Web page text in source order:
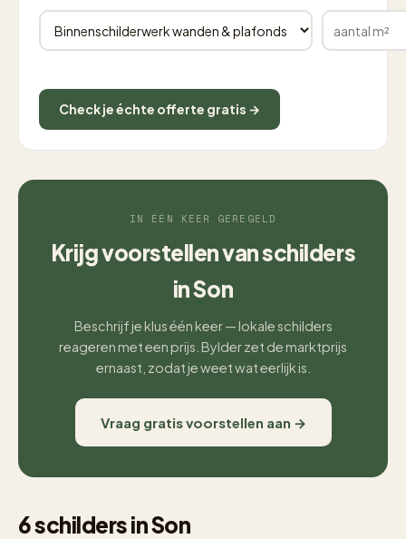
Check je échte offerte gratis →
IN ÉÉN KEER GEREGELD
Krijg voorstellen van schilders
in Son
Beschrijf je klus één keer — lokale schilders
reageren met een prijs. Bylder zet de marktprijs
ernaast, zodat je weet wat eerlijk is.
Vraag gratis voorstellen aan →
6 schilders in Son